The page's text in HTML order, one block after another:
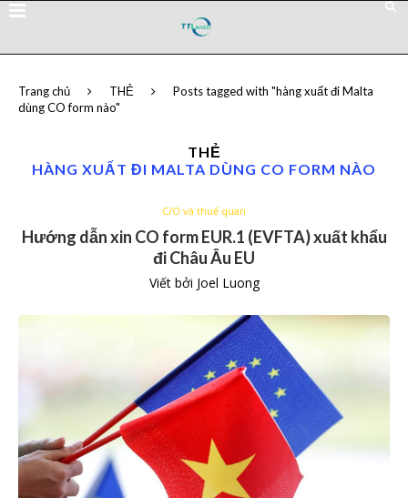
Trang chủ THẺ
Posts tagged with "hàng xuất đi Malta
dùng CO form nào"
THẺ
HÀNG XUẤT ĐI MALTA DÙNG CO FORM NÀO
C/O và thuế quan
Hướng dẫn xin CO form EUR.1 (EVFTA) xuất khẩu
đi Châu Âu EU
Viết bởi Joel Luong